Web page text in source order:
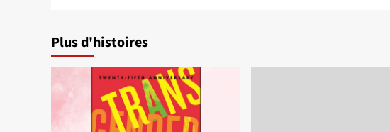
Plus d'histoires